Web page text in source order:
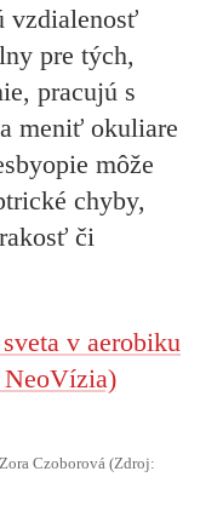
vzdialenosť
pre tých,
pracujú s
meniť okuliare
môže
chyby,
či
Czoborová (Zdroj: